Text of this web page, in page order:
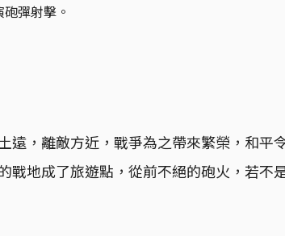
彈射擊。
遠，離敵方近，戰爭為之帶來繁榮，和平
戰地成了旅遊點，從前不絕的砲火，若不